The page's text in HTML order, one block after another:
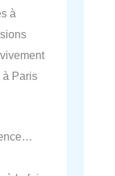
à
à Paris